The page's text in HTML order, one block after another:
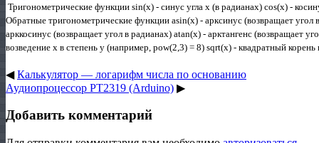
Тригонометрические функции sin(x) - синус угла x (в радианах) cos(x) -
Обратные тригонометрические функции asin(x) - арксинус (возвращает угол
арккосинус (возвращает угол в радианах) atan(x) - арктангенс (возвращает
возведение x в степень y (например, pow(2,3) = 8) sqrt(x) - квадратный корень
◀Калькулятор — логарифм числа по основанию
Аудиопроцессор PT2319 (Arduino) ▶
Добавить комментарий